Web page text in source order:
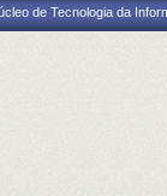
de Tecnologia da